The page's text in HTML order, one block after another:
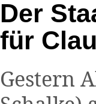
Der
für
Gestern